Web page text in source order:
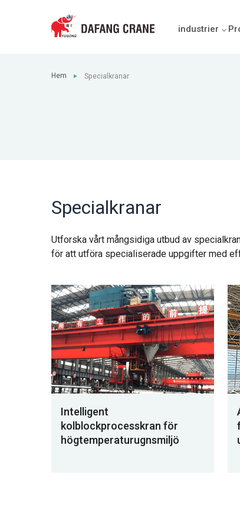
industrier
Hem ► Specialkranar
Specialkranar
Utforska vårt mångsidiga utbud av
för att utföra specialiserade uppgifter med
Intelligent
kolblockprocesskran för
högtemperaturugnsmiljö